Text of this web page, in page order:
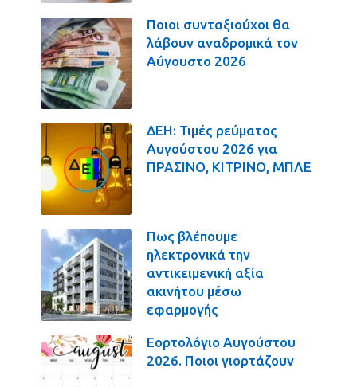
Ποιοι συνταξιούχοι θα
λάβουν αναδρομικά τον
Αύγουστο 2026
ΔΕΗ: Τιμές ρεύματος
Αυγούστου 2026 για
ΠΡΑΣΙΝΟ, ΚΙΤΡΙΝΟ, ΜΠΛΕ
Πως βλέπουμε
ηλεκτρονικά την
αντικειμενική αξία
ακινήτου μέσω
εφαρμογής
Εορτολόγιο Αυγούστου
2026. Ποιοι γιορτάζουν